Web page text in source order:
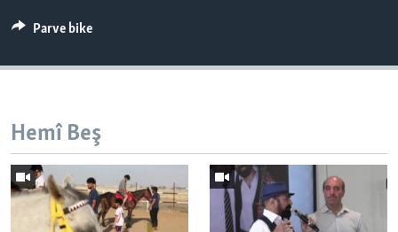
Parve bike
Hemî Beş